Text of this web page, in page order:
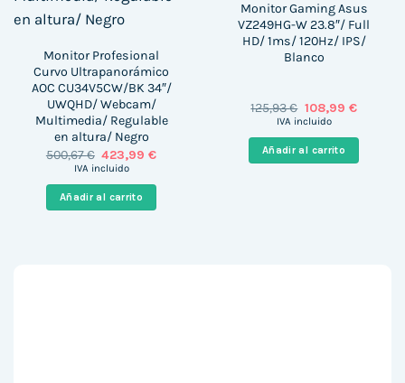
Monitor Profesional
Curvo Ultrapanorámico
AOC CU34V5CW/BK 34″/
UWQHD/ Webcam/
Multimedia/ Regulable
en altura/ Negro
500,67€ El
precio
era:
500,67 €.
423,99€El
es:
423,99 €.
IVA incluido
Añadir al carrito
Monitor Gaming Asus
VZ249HG-W 23.8″/ Full
HD/ 1ms/ 120Hz/ IPS/
Blanco
125,93€ El
precio
era:
125,93 €.
108,99 €El
es:
108,99
IVA incluido
Añadir al carrito